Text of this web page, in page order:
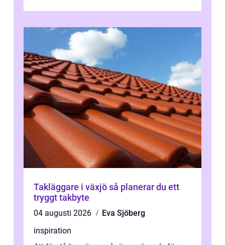
Takläggare i växjö så planerar du ett
tryggt takbyte
04 augusti 2026
Eva Sjöberg
inspiration